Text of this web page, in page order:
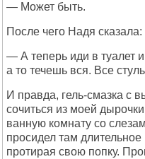
— Может быть.
После чего Надя сказала:
— А теперь иди в туалет
а то течешь вся. Все
И правда, гель-смазка с
сочиться из моей
ванную комнату со
просидел там
протирая свою попку.